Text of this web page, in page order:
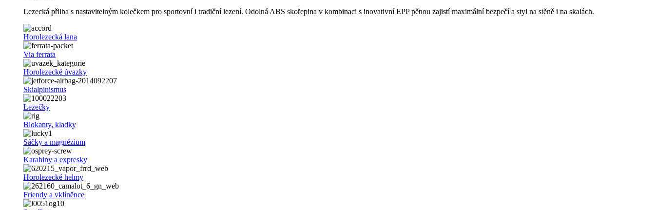
Lezecká přilba s nastavitelným kolečkem pro sportovní i tradiční lezení. Odolná ABS skořepina v kombinaci s inovativní EPP pěnou zajistí maximální bezpečí a styl na stěně i na skalách.
Horolezecká lana
Via ferrata
Horolezecké úvazky
Skialpinismus
Lezečky
Blokanty, kladky
Sáčky a magnézium
Karabiny a expresky
Horolezecké helmy
Friendy a vklíněnce